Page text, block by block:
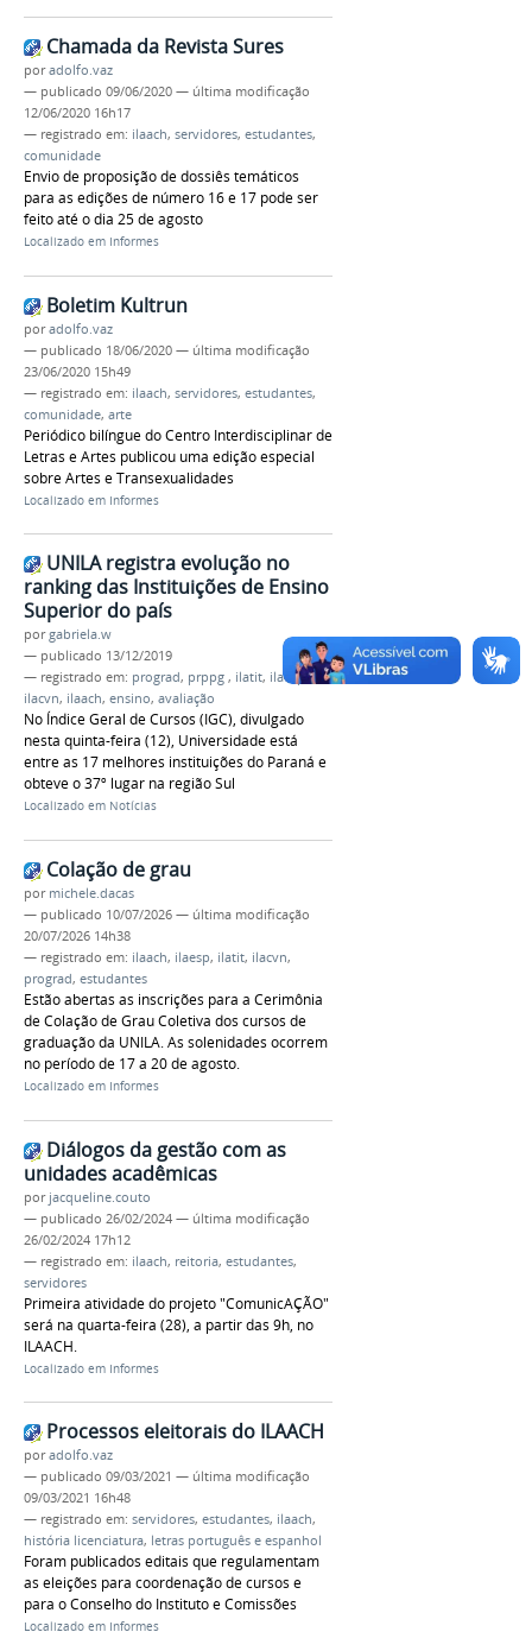
Chamada da Revista Sures
poradolfo.vaz
— publicado 09/06/2020 — última modificação
12/06/2020 16h17
— registrado em: ilaach, servidores, estudantes,
comunidade
Envio de proposição de dossiês temáticos
para as edições de número 16 e 17 pode ser
feito até o dia 25 de agosto
Localizado em Informes
Boletim Kultrun
poradolfo.vaz
— publicado 18/06/2020 — última modificação
23/06/2020 15h49
— registrado em: ilaach, servidores, estudantes,
comunidade, arte
Periódico bilíngue do Centro Interdisciplinar de
Letras e Artes publicou uma edição especial
sobre Artes e Transexualidades
Localizado em Informes
UNILA registra evolução no
ranking das Instituições de Ensino
Superior do país
porgabriela.w
— publicado 13/12/2019
— registrado em: prograd, prppg , ilatit, ilaesp,
ilacvn, ilaach, ensino, avaliação
No Índice Geral de Cursos (IGC), divulgado
nesta quinta-feira (12), Universidade está
entre as 17 melhores instituições do Paraná e
obteve o 37º lugar na região Sul
Localizado em Notícias
Colação de grau
por michele.dacas
— publicado 10/07/2026 — última modificação
20/07/2026 14h38
— registrado em: ilaach, ilaesp, ilatit, ilacvn,
prograd, estudantes
Estão abertas as inscrições para a Cerimônia
de Colação de Grau Coletiva dos cursos de
graduação da UNILA. As solenidades ocorrem
no período de 17 a 20 de agosto.
Localizado em Informes
Diálogos da gestão com as
unidades acadêmicas
por jacqueline.couto
— publicado 26/02/2024 — última modificação
26/02/2024 17h12
— registrado em: ilaach, reitoria, estudantes,
servidores
Primeira atividade do projeto "ComunicAÇÃO"
será na quarta-feira (28), a partir das 9h, no
ILAACH.
Localizado em Informes
Processos eleitorais do ILAACH
poradolfo.vaz
— publicado 09/03/2021 — última modificação
09/03/2021 16h48
— registrado em: servidores, estudantes, ilaach,
história licenciatura, letras português e espanhol
Foram publicados editais que regulamentam
as eleições para coordenação de cursos e
para o Conselho do Instituto e Comissões
Localizado em Informes